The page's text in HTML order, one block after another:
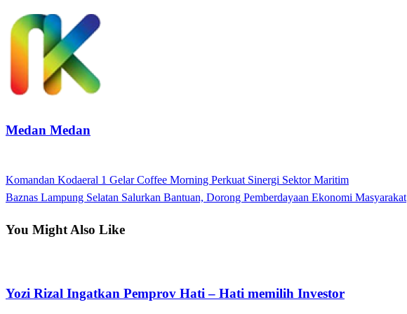
Medan Medan
Navigasi
Previous
Post
Komandan Kodaeral 1 Gelar Coffee Morning Perkuat Sinergi Sektor Maritim
Next
Baznas Lampung Selatan Salurkan Bantuan, Dorong Pemberdayaan Ekonomi Masyarakat
You Might Also Like
Yozi Rizal Ingatkan Pemprov Hati – Hati memilih Investor